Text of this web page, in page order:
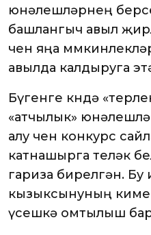
юнәлешләрнең
башлангыч авыл
өчен яңа
авылда калдыруга
Бүгенге көндә
«атчылык»
алу өчен конкурс
катнашырга теләк
гариза бирелгән. Бу
кызыксынуның
үсешкә омтылыш